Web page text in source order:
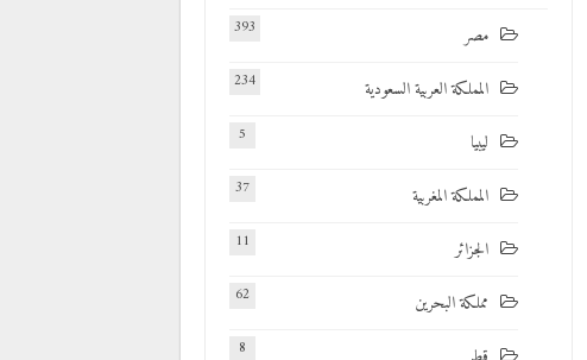
مصر 393
المملكة العربية السعودية 234
ليبيا 5
المملكة المغربية 37
الجزائر 11
مملكة البحرين 62
8